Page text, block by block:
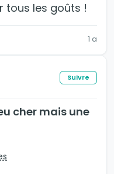
tous les goûts !
1 a
Suivre
cher mais une